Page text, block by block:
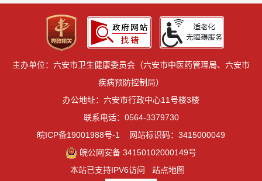
主办单位：六安市卫生健康委员会（六安市中医药管理局、六安市
疾病预防控制局）
办公地址：六安市行政中心11号楼3楼
联系电话：0564-3379730
皖ICP备19001988号-1
网站标识码：3415000049
皖公网安备 34150102000149号
本站已支持IPV6访问
站点地图